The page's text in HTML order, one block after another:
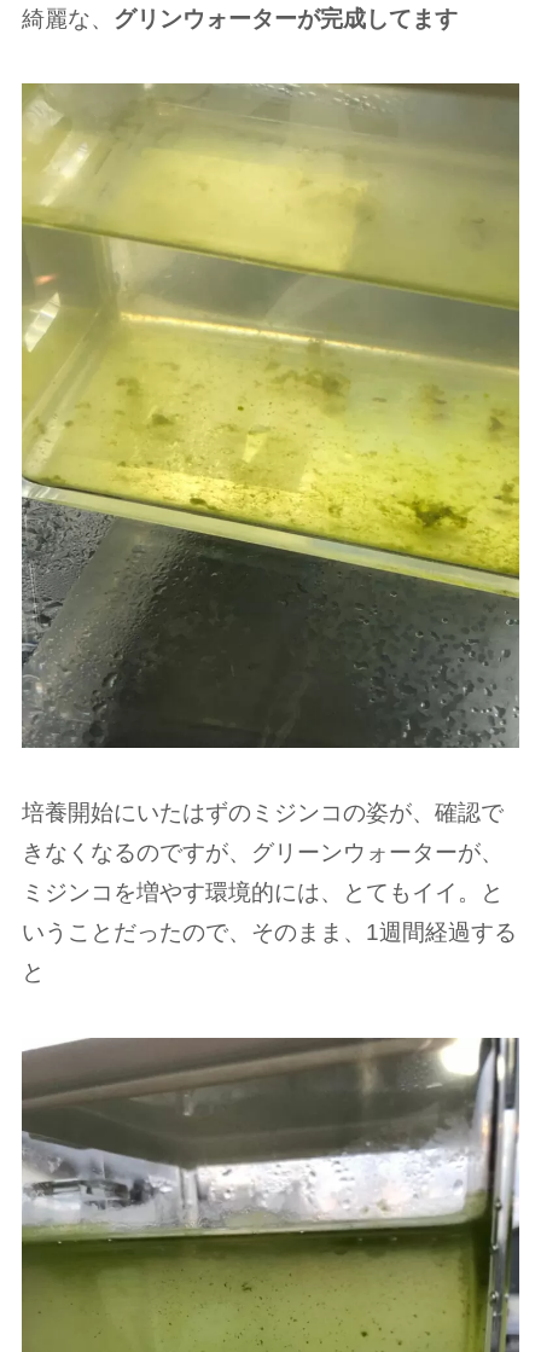
綺麗な、 グリンウォーターが完成してます
培養開始にいたはずのミジンコの姿が、確認で
きなくなるのですが、グリーンウォーターが、
ミジンコを増やす環境的には、とてもイイ。と
いうことだったので、そのまま、1週間経過する
と